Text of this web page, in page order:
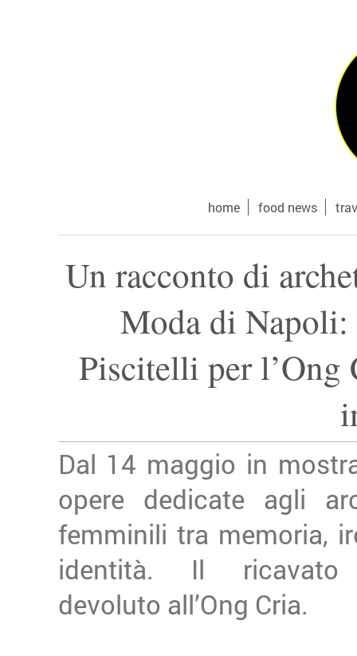
home food news
Un racconto di
Moda di
Piscitelli per l’Ong
Dal 14 maggio in
opere dedicate agli
femminili tra memoria,
identità. Il ricavato
devoluto all’Ong Cria.